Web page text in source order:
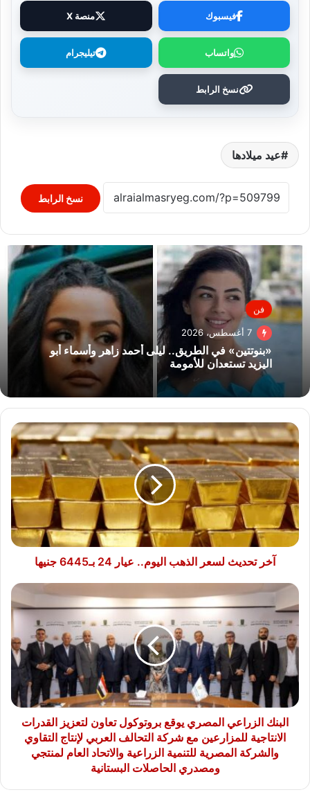
فيسبوك منصة X
واتساب تيليجرام
نسخ الرابط
عيد ميلادها
نسخ الرابط
فن
7 أغسطس، 2026
«بنوتتين» في الطريق.. ليلى أحمد زاهر وأسماء أبو
اليزيد تستعدان للأمومة
آخر
تحديث
لسعر
الذهب
اليوم..
عيار
24
بـ6445
جنيها
آخر تحديث لسعر الذهب اليوم.. عيار 24 بـ6445 جنيها
البنك
الزراعي
المصري
يوقع
بروتوكول
تعاون
لتعزيز
القدرات
الانتاجية
للمزارعين
لإنتاج
البنك الزراعي المصري يوقع بروتوكول تعاون لتعزيز القدرات
الانتاجية للمزارعين مع شركة التحالف العربي لإنتاج التقاوي
والشركة المصرية للتنمية الزراعية والاتحاد العام لمنتجي
ومصدري الحاصلات البستانية